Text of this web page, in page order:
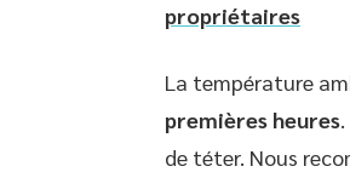
propriétaires
La température
premières heures
de téter. Nous